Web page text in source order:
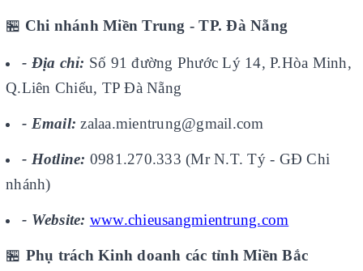
🏪 Chi nhánh Miền Trung - TP. Đà Nẵng
- Địa chỉ: Số 91 đường Phước Lý 14, P.Hòa Minh,
Q.Liên Chiểu, TP Đà Nẵng
- Email: zalaa.mientrung@gmail.com
- Hotline: 0981.270.333 (Mr N.T. Tý - GĐ Chi
nhánh)
- Website: www.chieusangmientrung.com
🏪 Phụ trách Kinh doanh các tỉnh Miền Bắc